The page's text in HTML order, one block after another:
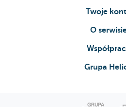
Twoje
O
Grupa